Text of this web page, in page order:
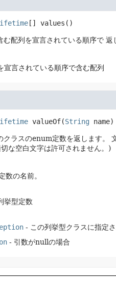
[] values ()
配列を宣言されている順序で 返
宣言されている順序で含む配列
valueOf(String name)
ラスのenum定数を返します。
な空白文字は許可されません。)
数の名前。
挙型定数
- この列挙型クラスに指定
- 引数がnullの場合